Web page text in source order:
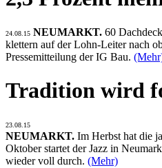
24.08.15 NEUMARKT. 60
klettern auf der Lohn-Leiter nach
Pressemitteilung der IG Bau.
Tradition wird
23.08.15
NEUMARKT. Im Herbst hat die
Oktober startet der Jazz in
wieder voll durch. (Mehr)